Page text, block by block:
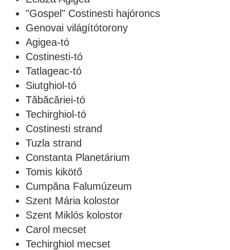
"Gospel" Costinesti hajóroncs
Genovai világítótorony
Agigea-tó
Costinesti-tó
Tatlageac-tó
Siutghiol-tó
Tăbăcăriei-tó
Techirghiol-tó
Costinesti strand
Tuzla strand
Constanta Planetárium
Tomis kikötő
Cumpăna Falumúzeum
Szent Mária kolostor
Szent Miklós kolostor
Carol mecset
Techirghiol mecset